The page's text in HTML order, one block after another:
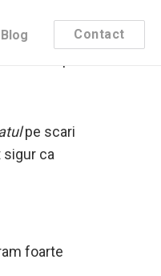
Blog Contact
pe scari
sigur ca
foarte